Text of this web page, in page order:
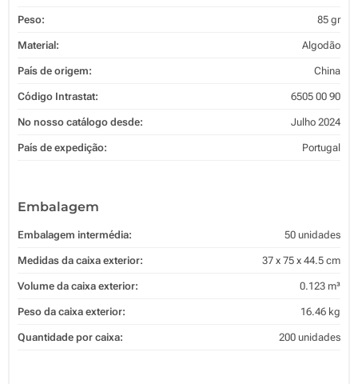
Peso: 85 gr
Material: Algodão
País de origem: China
Código Intrastat: 6505 00 90
No nosso catálogo desde: Julho 2024
País de expedição: Portugal
Embalagem
Embalagem intermédia: 50 unidades
Medidas da caixa exterior: 37 x 75 x 44.5 cm
Volume da caixa exterior: 0.123 m³
Peso da caixa exterior: 16.46 kg
Quantidade por caixa: 200 unidades